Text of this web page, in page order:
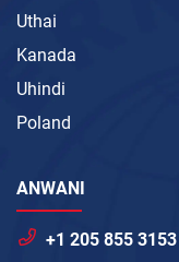
Uthai
Kanada
Uhindi
Poland
ANWANI
+1 205 855 3153